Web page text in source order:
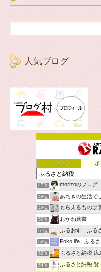
人気ブログ
ランキング ポ
47位 morizoのブログ
48位 あちきの生活で
49位 もらえるものは
50位 おかね覚書
51位 ふるおす｜ふる
52位 Poko life | ふる
53位 ふるさと納税 広
54位 ふるさと納税 賢